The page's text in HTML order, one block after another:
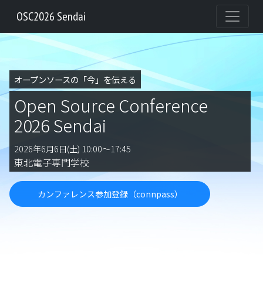
OSC2026 Sendai
オープンソースの「今」を伝える
Open Source Conference
2026 Sendai
2026年6月6日(土) 10:00～17:45
東北電子専門学校
カンファレンス参加登録（connpass）